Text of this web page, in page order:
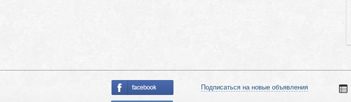
Подписаться на новые объявления